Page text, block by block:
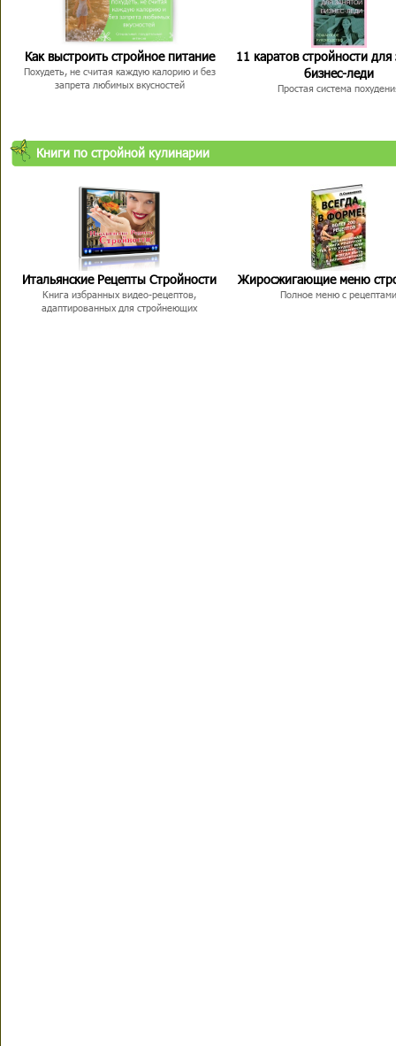
Как выстроить стройное питание
Похудеть, не считая каждую калорию и без
запрета любимых вкусностей
11 каратов стройности для
бизнес-леди
Простая система
Книги по стройной кулинарии
Итальянские Рецепты Стройности
Книга избранных видео-рецептов,
адаптированных для стройнеющих
Жиросжигающие меню
Полное меню с рецептами